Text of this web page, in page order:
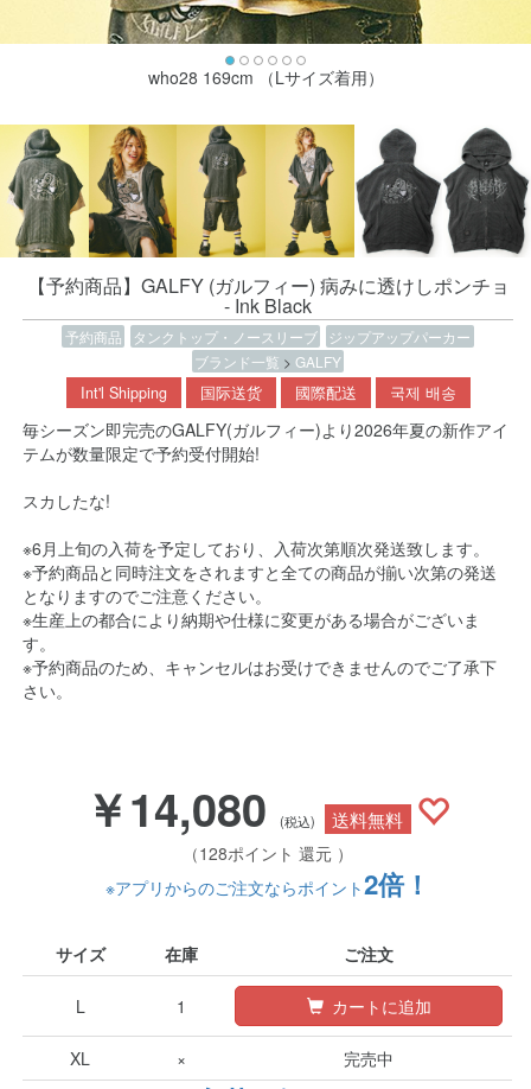
who28 169cm （Lサイズ着用）
【予約商品】GALFY (ガルフィー) 病みに透けしポンチョ
- Ink Black
予約商品 タンクトップ・ノースリーブ
ジップアップパーカー
ブランド一覧 > GALFY
Int'l Shipping 国际送货 國際配送 국제 배송
毎シーズン即完売のGALFY(ガルフィー)より2026年夏の新作アイ
テムが数量限定で予約受付開始!
スカしたな!
※6月上旬の入荷を予定しており、入荷次第順次発送致します。
※予約商品と同時注文をされますと全ての商品が揃い次第の発送
となりますのでご注意ください。
※生産上の都合により納期や仕様に変更がある場合がございま
す。
※予約商品のため、キャンセルはお受けできませんのでご了承下
さい。
￥14,080 (税込) 送料無料
（128ポイント 還元 ）
※アプリからのご注文ならポイント2倍！
サイズ 在庫 ご注文
L 1 カートに追加
XL × 完売中